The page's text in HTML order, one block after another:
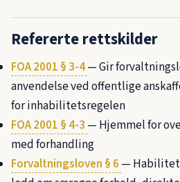
Refererte rettskilder
FOA 2001 § 3-4— Gir
anvendelse ved offentlige
for inhabilitetsregelen
FOA 2001 § 4-3 — Hjemmel for
med forhandling
Forvaltningsloven § 6 —